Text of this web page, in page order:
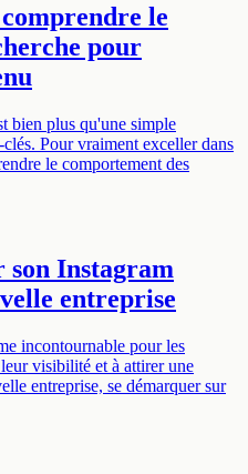
le
pour
bien plus qu'une simple
Pour vraiment exceller dans
le comportement des
son Instagram
entreprise
incontournable pour les
visibilité et à attirer une
entreprise, se démarquer sur